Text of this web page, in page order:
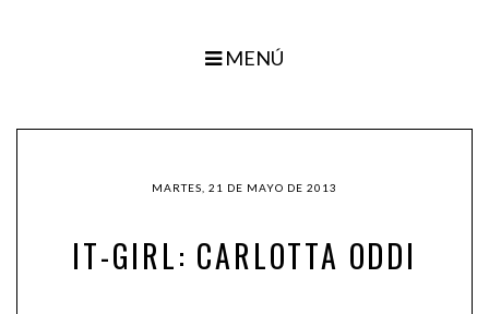
MENÚ
MARTES, 21 DE MAYO DE 2013
IT-GIRL: CARLOTTA ODDI